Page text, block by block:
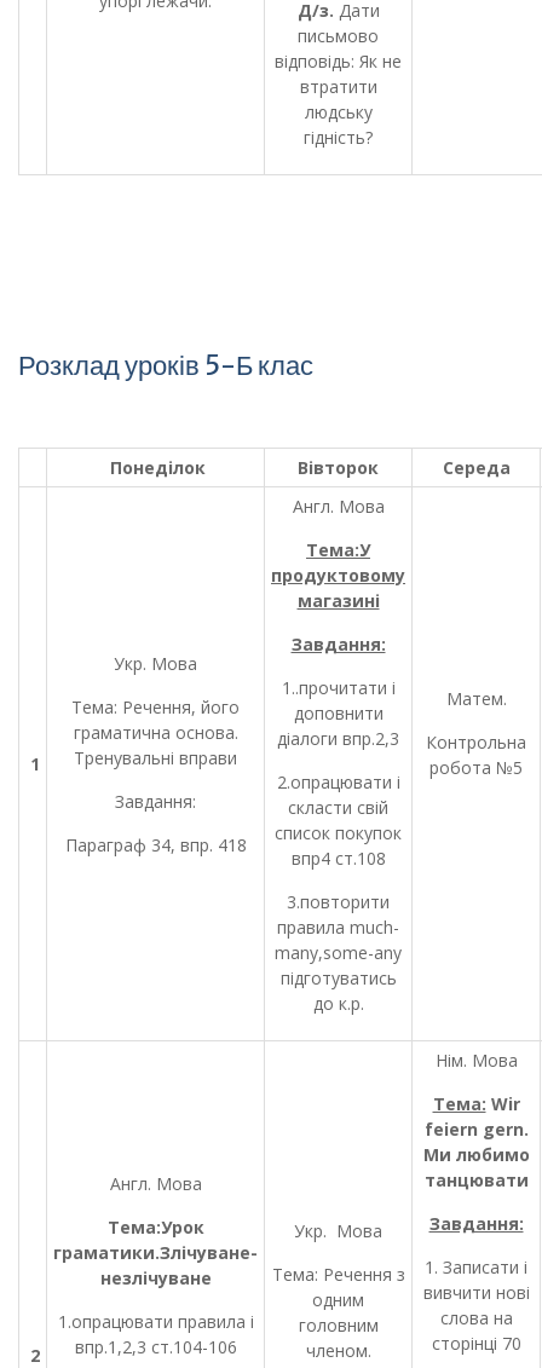
Д/з. Дати
письмово
відповідь: Як не
втратити
людську
гідність?
Розклад уроків 5-Б клас
Понеділок Вівторок Середа
1
Укр. Мова
Тема: Речення, його
граматична основа.
Тренувальні вправи
Завдання:
Параграф 34, впр. 418
Англ. Мова
Тема:У
продуктовому
магазині
Завдання:
1..прочитати і
доповнити
діалоги впр.2,3
2.опрацювати і
скласти свій
список покупок
впр4 ст.108
3.повторити
правила much-
many,some-any
підготуватись
до к.р.
Матем.
Контрольна
робота №5
2
Англ. Мова
Тема:Урок
граматики.Злічуване-
незлічуване
1.опрацювати правила і
впр.1,2,3 ст.104-106
Укр. Мова
Тема: Речення з
одним
головним
членом.
Нім. Мова
Тема: Wir
feiern gern.
Ми любимо
танцювати
Завдання:
1. Записати і
вивчити нові
слова на
сторінці 70